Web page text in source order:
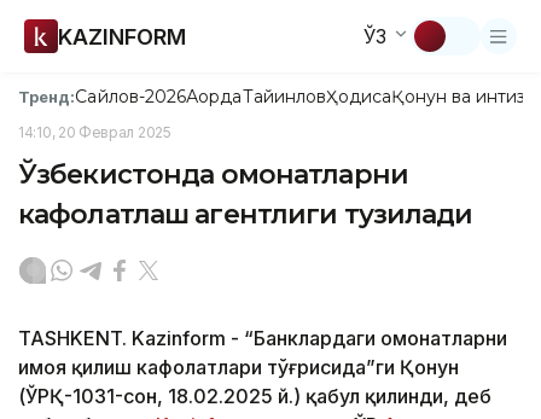
KAZINFORM ЎЗ
Тренд:Сайлов-2026АқордаТайинловҲодисаҚонун ва
14:10, 20 Феврал 2025
Ўзбекистонда омонатларни
кафолатлаш агентлиги тузилади
TASHKENT. Kazinform - “Банклардаги омонатларни
ҳимоя қилиш кафолатлари тўғрисида”ги Қонун
(ЎРҚ-1031-сон, 18.02.2025 й.) қабул қилинди, деб